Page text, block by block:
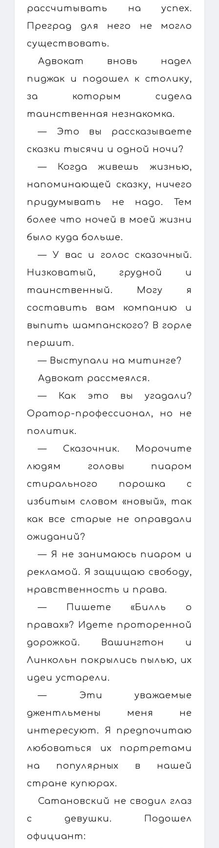
рассчитывать на успех.
Преград для него не могло
существовать.
Адвокат вновь надел
пиджак и подошел к столику,
за которым сидела
таинственная незнакомка.
— Это вы рассказываете
сказки тысячи и одной ночи?
— Когда живешь жизнью,
напоминающей сказку, ничего
придумывать не надо. Тем
более что ночей в моей жизни
было куда больше.
— У вас и голос сказочный.
Низковатый, грудной и
таинственный. Могу я
составить вам компанию и
выпить шампанского? В горле
першит.
— Выступали на митинге?
Адвокат рассмеялся.
— Как это вы угадали?
Оратор-профессионал, но не
политик.
— Сказочник. Морочите
людям головы пиаром
стирального порошка с
избитым словом «новый», так
как все старые не оправдали
ожиданий?
— Я не занимаюсь пиаром и
рекламой. Я защищаю свободу,
нравственность и права.
— Пишете «Билль о
правах»? Идете проторенной
дорожкой. Вашингтон и
Линкольн покрылись пылью, их
идеи устарели.
— Эти уважаемые
джентльмены меня не
интересуют. Я предпочитаю
любоваться их портретами
на популярных в нашей
стране купюрах.
Сатановский не сводил глаз
с девушки. Подошел
официант: